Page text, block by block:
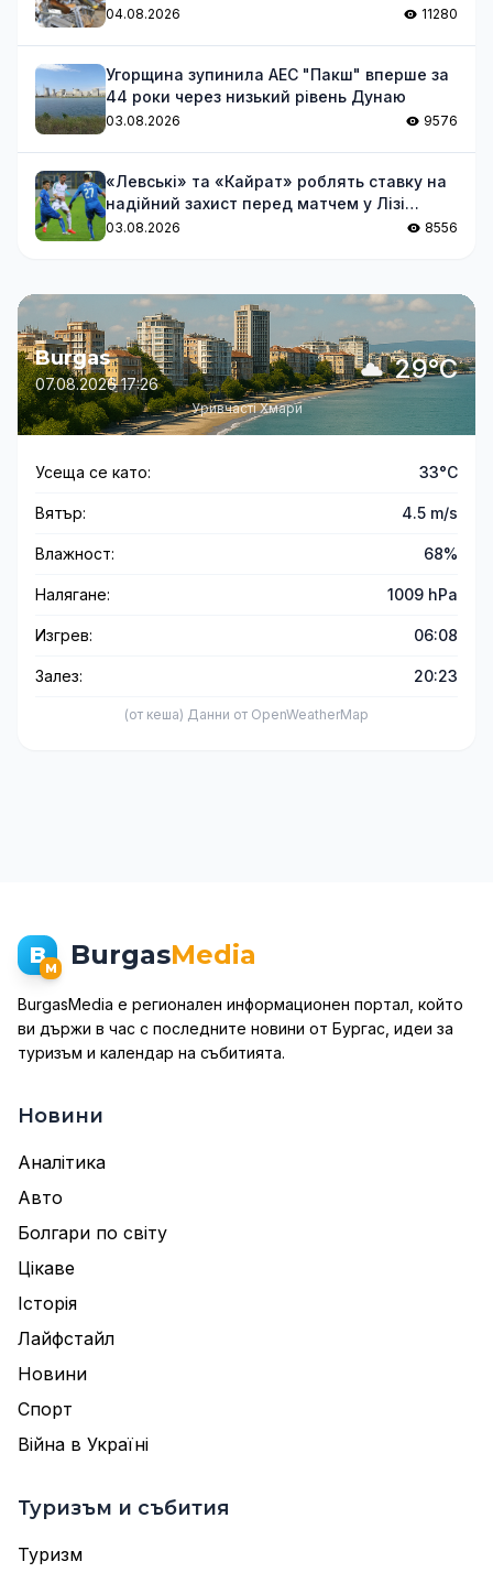
04.08.2026 11280
Угорщина зупинила АЕС "Пакш" вперше за
44 роки через низький рівень Дунаю
03.08.2026 9576
«Левські» та «Кайрат» роблять ставку на
надійний захист перед матчем у Лізі
чемпіонів
03.08.2026 8556
Burgas
07.08.2026 17:26 29°C
Уривчасті Хмари
Усеща се като: 33°C
Вятър: 4.5 m/s
Влажност: 68%
Налягане: 1009 hPa
Изгрев: 06:08
Залез: 20:23
(от кеша) Данни от OpenWeatherMap
BM BurgasMedia
BurgasMedia е регионален информационен портал, който
ви държи в час с последните новини от Бургас, идеи за
туризъм и календар на събитията.
Новини
Аналітика
Авто
Болгари по світу
Цікаве
Історія
Лайфстайл
Новини
Спорт
Війна в Україні
Туризъм и събития
Туризм